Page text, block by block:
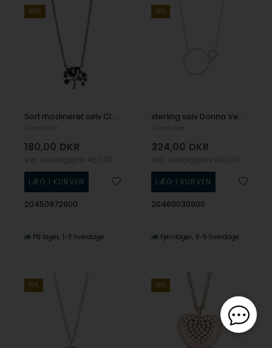
60%
Sort rhodineret sølv Cleo Vedhæng med kæde med blank overflade fra Joanli Nor
180,00 DKR
20450972900
På lager 1-3 hverdage
19%
sterling sølv Donna Vedhæng med kæde med blank overflade fra Joanli Nor
324,00 DKR
20460030900
Fjernlager 3-5 hverdage
19% 19%